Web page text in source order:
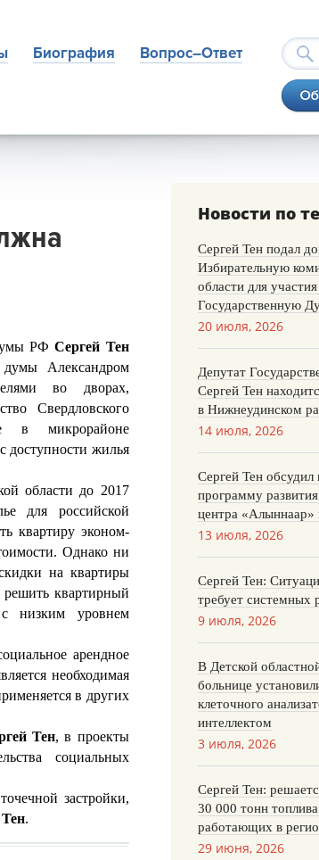
Биография
Вопрос–Ответ
Думы РФСергей Тен
думы Александром
во дворах,
Свердловского
в микрорайоне
доступности жилья
области до 2017
для российской
квартиру эконом-
Однако ни
на квартиры
квартирный
низким уровнем
арендное
необходимая
в других
Тен, в проекты
социальных
застройки,
.
Новости по
Сергей Тен подал
Избирательную
области для
Государственную
20 июля, 2026
Депутат
Сергей Тен
в Нижнеудинском
14 июля, 2026
Сергей Тен
программу
центра «Алыннаар»
13 июля, 2026
Сергей Тен:
требует системных
9 июля, 2026
В Детской
больнице
клеточного
интеллектом
3 июля, 2026
Сергей Тен:
30 000 тонн
работающих в
29 июня, 2026